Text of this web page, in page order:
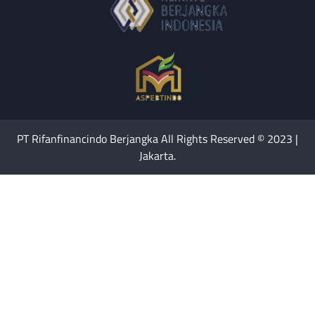
PT Rifanfinancindo Berjangka All Rights Reserved © 2023 |
Jakarta.